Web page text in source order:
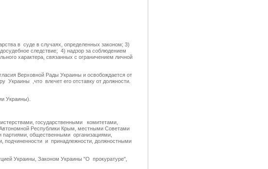
в суде в случаях, определенных законом; 3)
следствие; 4) надзор за соблюдением
характера, связанных с ограничением личной
Верховной Рады Украины и освобождается от
Украины ,что влечет его отставку от должности.
Украины).
государственными комитетами,
Автономной Республики Крым, местными Советами
партиями, общественными организациями,
подчиненности и принадлежности, должностными
Украины, Законом Украины "О прокуратуре",